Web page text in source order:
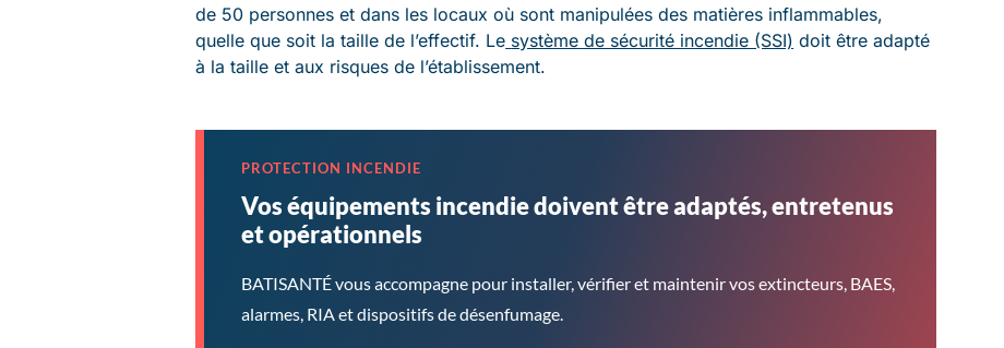
de 50 personnes et dans les locaux où sont manipulées des matières inflammables,
quelle que soit la taille de l’effectif. Le système de sécurité incendie (SSI) doit être adapté
à la taille et aux risques de l’établissement.
PROTECTION INCENDIE
Vos équipements incendie doivent être adaptés, entretenus
et opérationnels
BATISANTÉ vous accompagne pour installer, vérifier et maintenir vos extincteurs, BAES,
alarmes, RIA et dispositifs de désenfumage.